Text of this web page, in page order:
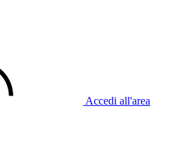
Accedi all'area